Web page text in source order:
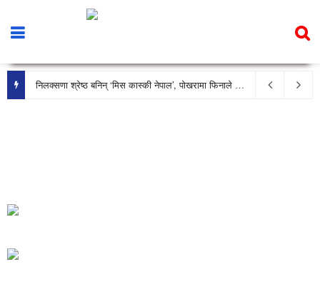
निलक्सणा श्रेष्ठ बनिन् ‘मिस कास्की नेपाल’, पोखरामा फिनाले भव्य रूपमा सम्पन्न